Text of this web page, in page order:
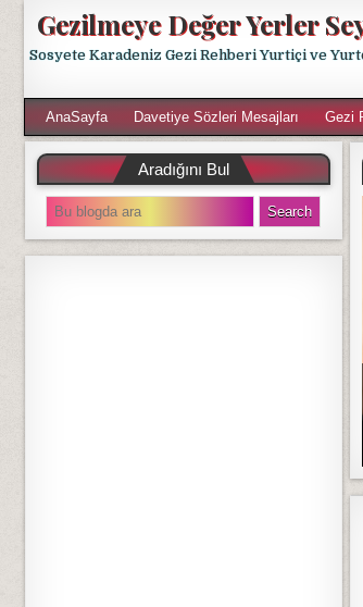
Gezilmeye Değer Yerler
Sosyete Karadeniz Gezi Rehberi Yurtiçi ve
AnaSayfa Davetiye Sözleri Mesajları Gezi
Aradığını Bul
S
e